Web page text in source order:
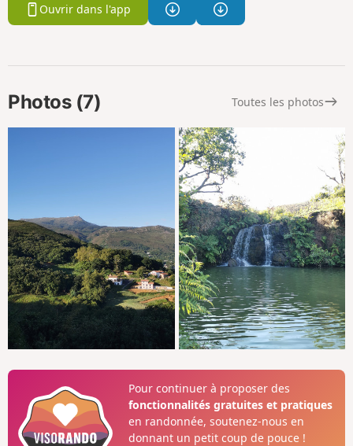
Ouvrir dans l'app
Photos (7) Toutes les photos
Pour continuer à proposer des
fonctionnalités gratuites et pratiques
en randonnée, soutenez-nous en
donnant un petit coup de pouce !